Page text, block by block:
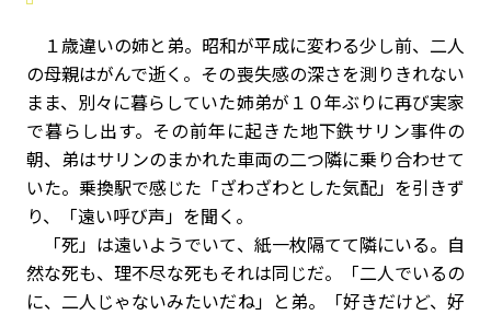
１歳違いの姉と弟。昭和が平成に変わる少し前、二人
の母親はがんで逝く。その喪失感の深さを測りきれない
まま、別々に暮らしていた姉弟が１０年ぶりに再び実家
で暮らし出す。その前年に起きた地下鉄サリン事件の
朝、弟はサリンのまかれた車両の二つ隣に乗り合わせて
いた。乗換駅で感じた「ざわざわとした気配」を引きず
り、「遠い呼び声」を聞く。
「死」は遠いようでいて、紙一枚隔てて隣にいる。自
然な死も、理不尽な死もそれは同じだ。「二人でいるの
に、二人じゃないみたいだね」と弟。「好きだけど、好